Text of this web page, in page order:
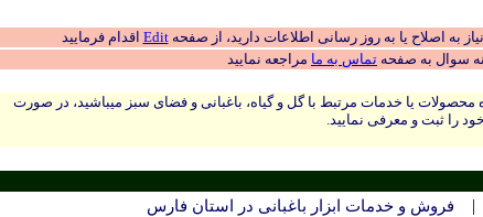
به اصلاح یا به روز رسانی اطلاعات دارید، از صفحهEdit اقدام فرمایید
سوال به صفحه تماس به ما مراجعه نمایید
محصولات یا خدمات مرتبط با گل و گیاه، باغبانی و فضای سبز میباشید، در صورت
را ثبت و معرفی نمایید.
| فروش و خدمات ابزار باغبانی در استان فارس